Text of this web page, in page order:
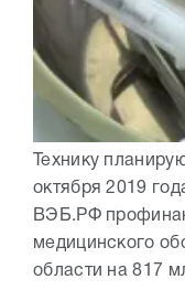
Технику
октября 2019
ВЭБ.РФ
медицинского
области на 817